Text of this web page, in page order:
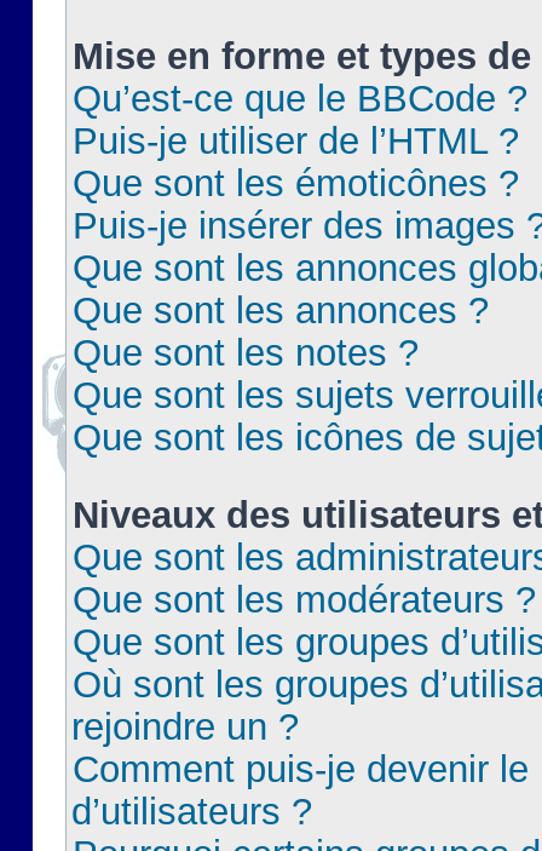
Mise en forme et types
Qu’est-ce que le BBCode ?
Puis-je utiliser de l’HTML ?
Que sont les émoticônes ?
Puis-je insérer des images
Que sont les annonces
Que sont les annonces ?
Que sont les notes ?
Que sont les sujets
Que sont les icônes de
Niveaux des utilisateurs
Que sont les
Que sont les modérateurs ?
Que sont les groupes
Où sont les groupes
rejoindre un ?
Comment puis-je devenir le
d’utilisateurs ?